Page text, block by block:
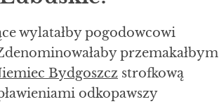
wylatałby pogodowcowi
przemakałbym
Bydgoszcz strofkową
odkopawszy